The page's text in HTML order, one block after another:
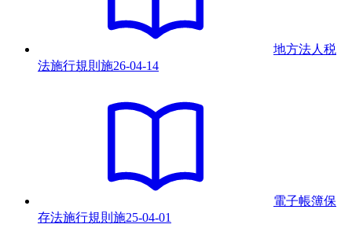
地方法人税
法施行規則 施26-04-14
電子帳簿保
存法施行規則 施25-04-01